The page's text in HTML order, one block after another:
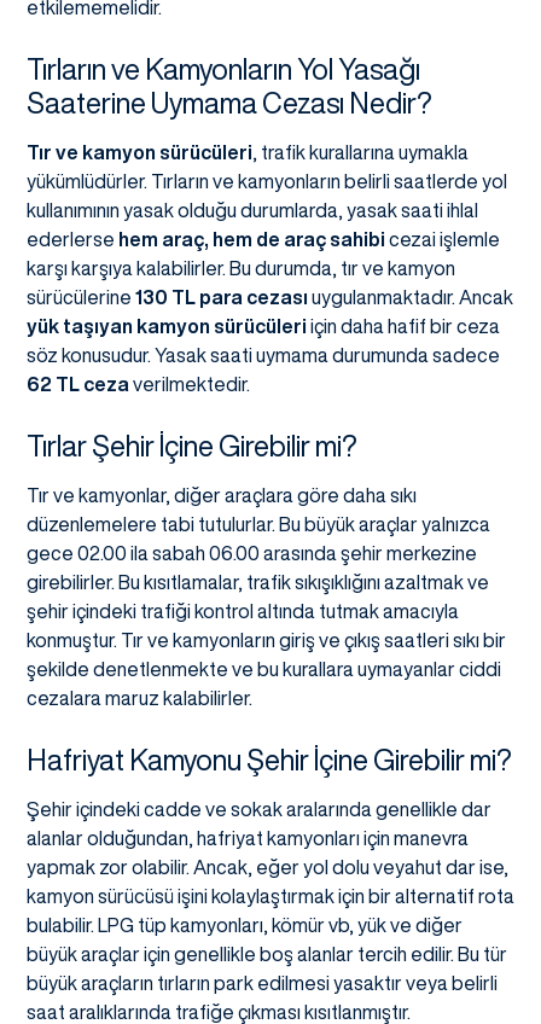
etkilememelidir.
Tırların ve Kamyonların Yol Yasağı
Saaterine Uymama Cezası Nedir?
Tır ve kamyon sürücüleri , trafik kurallarına uymakla
yükümlüdürler. Tırların ve kamyonların belirli saatlerde yol
kullanımının yasak olduğu durumlarda, yasak saati ihlal
ederlerse hem araç, hem de araç sahibi cezai işlemle
karşı karşıya kalabilirler. Bu durumda, tır ve kamyon
sürücülerine 130 TL para cezası uygulanmaktadır. Ancak
yük taşıyan kamyon sürücüleri için daha hafif bir ceza
söz konusudur. Yasak saati uymama durumunda sadece
62 TL ceza verilmektedir.
Tırlar Şehir İçine Girebilir mi?
Tır ve kamyonlar, diğer araçlara göre daha sıkı
düzenlemelere tabi tutulurlar. Bu büyük araçlar yalnızca
gece 02.00 ila sabah 06.00 arasında şehir merkezine
girebilirler. Bu kısıtlamalar, trafik sıkışıklığını azaltmak ve
şehir içindeki trafiği kontrol altında tutmak amacıyla
konmuştur. Tır ve kamyonların giriş ve çıkış saatleri sıkı bir
şekilde denetlenmekte ve bu kurallara uymayanlar ciddi
cezalara maruz kalabilirler.
Hafriyat Kamyonu Şehir İçine Girebilir mi?
Şehir içindeki cadde ve sokak aralarında genellikle dar
alanlar olduğundan, hafriyat kamyonları için manevra
yapmak zor olabilir. Ancak, eğer yol dolu veyahut dar ise,
kamyon sürücüsü işini kolaylaştırmak için bir alternatif rota
bulabilir. LPG tüp kamyonları, kömür vb, yük ve diğer
büyük araçlar için genellikle boş alanlar tercih edilir. Bu tür
büyük araçların tırların park edilmesi yasaktır veya belirli
saat aralıklarında trafiğe çıkması kısıtlanmıştır.